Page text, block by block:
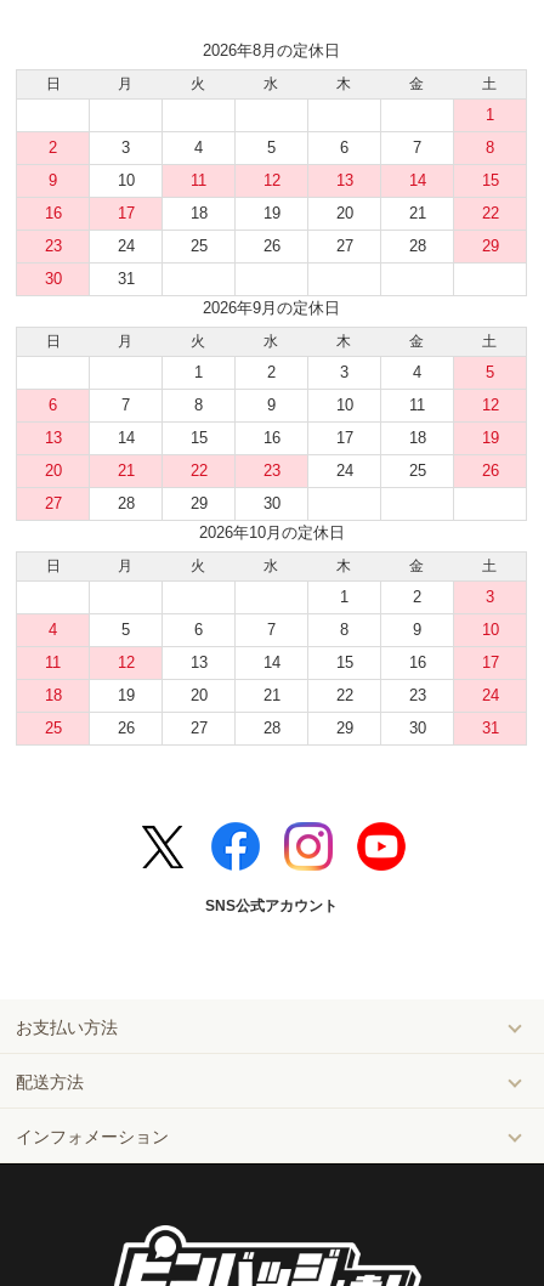
2026年8月の定休日
日 月 火 水 木 金 土
1
2
3 4 5 6 7
8
9
10 11 12 13 14
15
16
17 18 19 20 21
22
23
24 25 26 27 28
29
30
31
2026年9月の定休日
日 月 火 水 木 金 土
1 2 3 4
5
6
7 8 9 10 11
12
13
14 15 16 17 18
19
20
21 22 23 24 25
26
27
28 29
30
2026年10月の定休日
日 月 火 水 木 金 土
1 2
3
4
5 6 7 8 9
10
11
12 13 14 15 16
17
18
19 20 21 22 23
24
25
26 27 28 29 30 31
SNS公式アカウント
お支払い方法
配送方法
インフォメーション